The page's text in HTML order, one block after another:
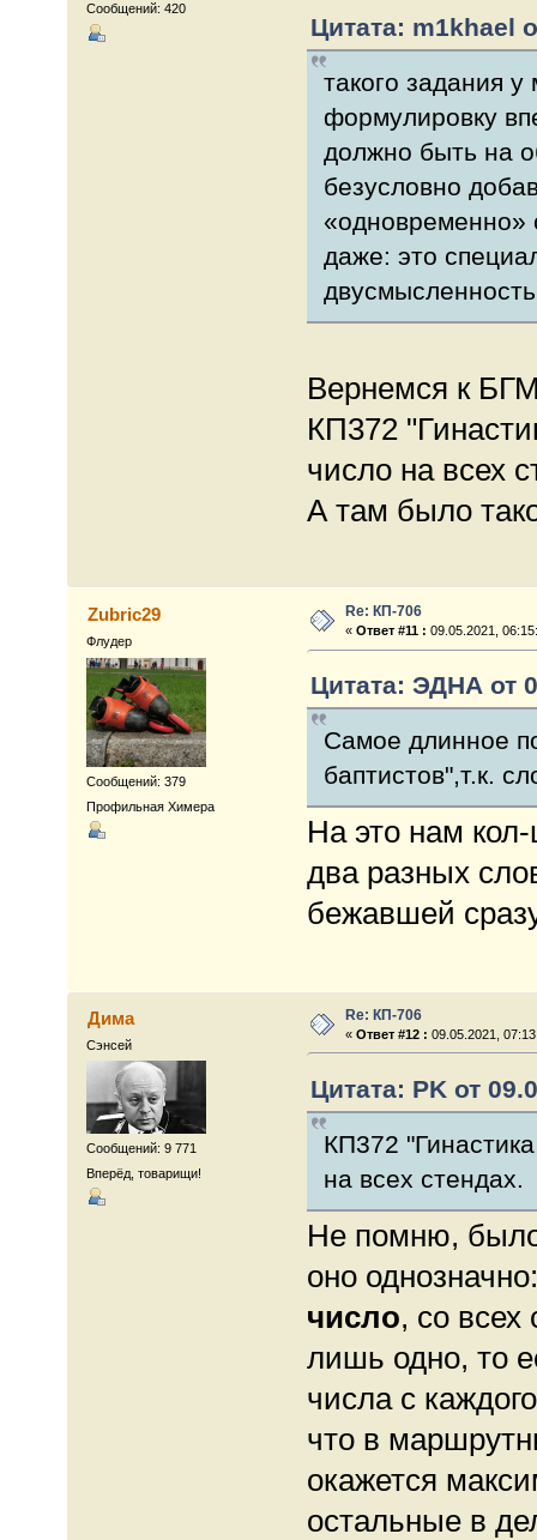
Сообщений: 420
Цитата: m1khael
такого задания
формулировку
должно быть на
безусловно
«одновременно»
даже: это
Вернемся к
КП372
число на всех
А там было
Zubric29
Флудер
Сообщений: 379
Профильная Химера
Re: КП-706
«Ответ #11 : 09.05.2021,
Цитата: ЭДНА от
Самое длинное
баптистов",т.к.
На это нам кол-
два разных
бежавшей
Дима
Сэнсей
Сообщений: 9 771
Вперёд, товарищи!
Re: КП-706
«Ответ #12 : 09.05.2021,
Цитата: PK от
КП372
на всех стендах.
Не помню, было
оно
число, со всех
лишь одно, то
числа с
что в
окажется
остальные в